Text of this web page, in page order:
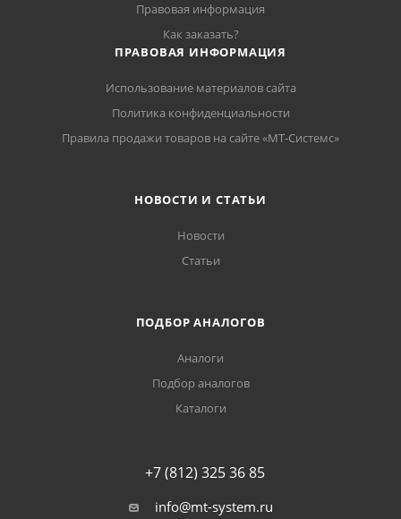
Правовая информация
Как заказать?
ПРАВОВАЯ ИНФОРМАЦИЯ
Использование материалов сайта
Политика конфиденциальности
Правила продажи товаров на сайте «МТ-Системс»
НОВОСТИ И СТАТЬИ
Новости
Статьи
ПОДБОР АНАЛОГОВ
Аналоги
Подбор аналогов
Каталоги
+7 (812) 325 36 85
info@mt-system.ru